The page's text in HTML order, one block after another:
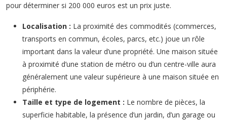
pour déterminer si 200 000 euros est un prix juste.
Localisation : La proximité des commodités (commerces,
transports en commun, écoles, parcs, etc.) joue un rôle
important dans la valeur d’une propriété. Une maison située
à proximité d’une station de métro ou d’un centre-ville aura
généralement une valeur supérieure à une maison située en
périphérie.
Taille et type de logement : Le nombre de pièces, la
superficie habitable, la présence d’un jardin, d’un garage ou